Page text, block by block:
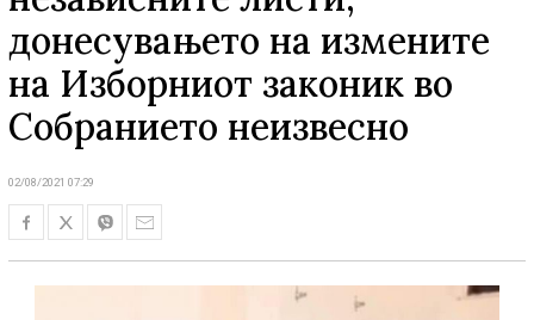
донесувањето на измените
на Изборниот законик во
Собранието неизвесно
02/08/2021 07:29